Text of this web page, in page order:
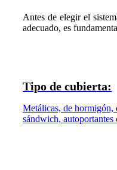
Antes de elegir el
adecuado, es
Tipo de cubierta:
Metálicas, de hormigón,
sándwich, autoportantes